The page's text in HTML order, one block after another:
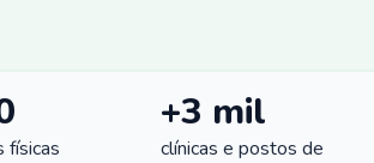
físicas
+3 mil
clínicas e postos de